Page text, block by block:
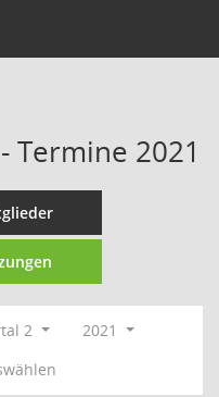
Termine 2021
2
2021